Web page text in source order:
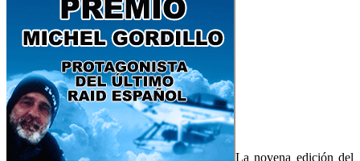
La novena edición del